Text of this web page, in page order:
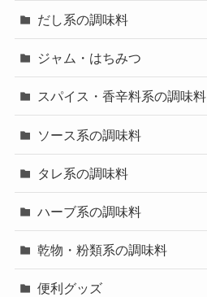
だし系の調味料
ジャム・はちみつ
スパイス・香辛料系の調味料
ソース系の調味料
タレ系の調味料
ハーブ系の調味料
乾物・粉類系の調味料
便利グッズ